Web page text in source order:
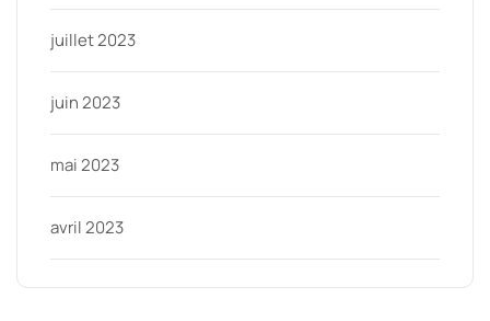
juillet 2023
juin 2023
mai 2023
avril 2023